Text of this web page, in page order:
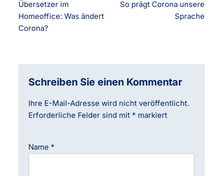
Übersetzer im
Homeoffice: Was ändert
Corona?
So prägt Corona unsere
Sprache
Schreiben Sie einen Kommentar
Ihre E-Mail-Adresse wird nicht veröffentlicht.
Erforderliche Felder sind mit * markiert
Name *